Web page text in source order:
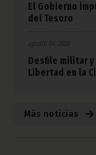
El Gobierno
del Tesoro
agosto 04, 2026
Desfile militar
Libertad en la
Más noticias